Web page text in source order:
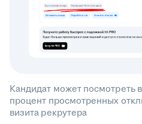
Кандидат может посмотреть
процент просмотренных
визита рекрутера